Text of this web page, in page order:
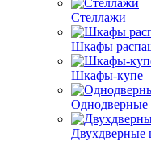
Стеллажи
Шкафы
Шкафы-купе